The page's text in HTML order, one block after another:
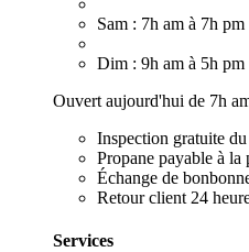
Sam : 7h am à 7h pm
Dim : 9h am à 5h pm
Ouvert aujourd'hui de 7h
Inspection gratuite
Propane payable à la
Échange de
Retour client 24
Services